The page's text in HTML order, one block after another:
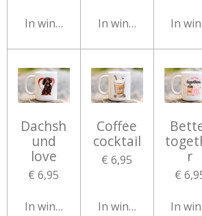
In winkelwagenIn winkelwagen
In
Dachsh
und
love
€ 6,95
In winkelwagen
Coffee
cocktail
€ 6,95
In winkelwagen
r
€
In